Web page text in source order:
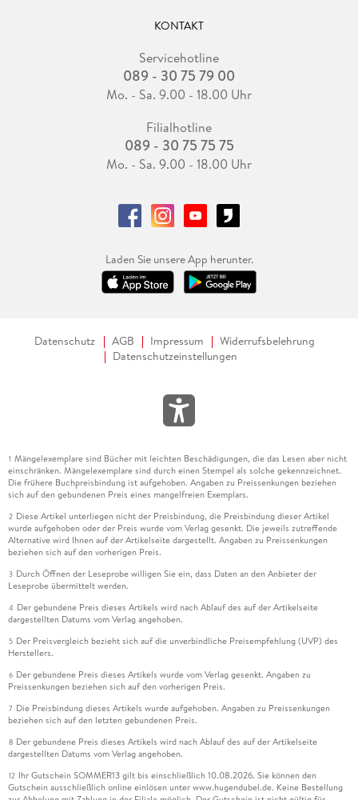
KONTAKT
Servicehotline
089 - 30 75 79 00
Mo. - Sa. 9.00 - 18.00 Uhr
Filialhotline
089 - 30 75 75 75
Mo. - Sa. 9.00 - 18.00 Uhr
Laden Sie unsere App herunter.
Datenschutz AGB Impressum
Widerrufsbelehrung
Datenschutzeinstellungen
1 Mängelexemplare sind Bücher mit leichten Beschädigungen, die das Lesen aber nicht
einschränken. Mängelexemplare sind durch einen Stempel als solche gekennzeichnet.
Die frühere Buchpreisbindung ist aufgehoben. Angaben zu Preissenkungen beziehen
sich auf den gebundenen Preis eines mangelfreien Exemplars.
2 Diese Artikel unterliegen nicht der Preisbindung, die Preisbindung dieser Artikel
wurde aufgehoben oder der Preis wurde vom Verlag gesenkt. Die jeweils zutreffende
Alternative wird Ihnen auf der Artikelseite dargestellt. Angaben zu Preissenkungen
beziehen sich auf den vorherigen Preis.
3 Durch Öffnen der Leseprobe willigen Sie ein, dass Daten an den Anbieter der
Leseprobe übermittelt werden.
4 Der gebundene Preis dieses Artikels wird nach Ablauf des auf der Artikelseite
dargestellten Datums vom Verlag angehoben.
5 Der Preisvergleich bezieht sich auf die unverbindliche Preisempfehlung (UVP) des
Herstellers.
6 Der gebundene Preis dieses Artikels wurde vom Verlag gesenkt. Angaben zu
Preissenkungen beziehen sich auf den vorherigen Preis.
7 Die Preisbindung dieses Artikels wurde aufgehoben. Angaben zu Preissenkungen
beziehen sich auf den letzten gebundenen Preis.
8 Der gebundene Preis dieses Artikels wird nach Ablauf des auf der Artikelseite
dargestellten Datums vom Verlag angehoben.
12 Ihr Gutschein SOMMER13 gilt bis einschließlich 10.08.2026. Sie können den
Gutschein ausschließlich online einlösen unter www.hugendubel.de. Keine Bestellung